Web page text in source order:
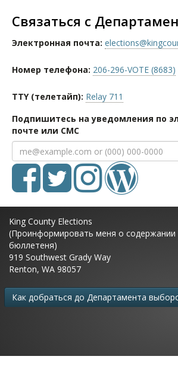
Связаться с
Электронная почта:
Номер телефона: 206-296-VOTE (8683)
TTY (телетайп): Relay 711
Подпишитесь на уведомления по
почте или СМС
King County Elections
(Проинформировать меня о содержании
бюллетеня)
919 Southwest Grady Way
Renton, WA 98057
Как добраться до Департамента